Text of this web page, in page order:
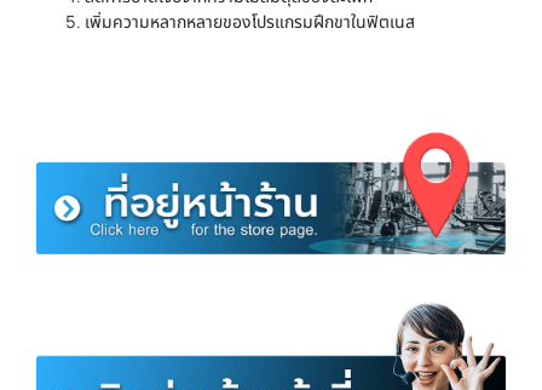
เพิ่มความหลากหลายของโปรแกรมฝึกขาในฟิตเนส